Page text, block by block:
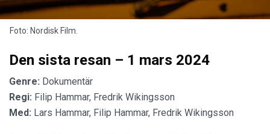
Foto: Nordisk Film.
Den sista resan – 1 mars 2024
Genre: Dokumentär
Regi: Filip Hammar, Fredrik Wikingsson
Med: Lars Hammar, Filip Hammar, Fredrik Wikingsson